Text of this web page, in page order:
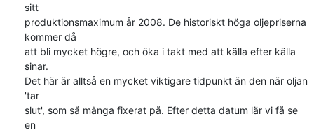
sitt
produktionsmaximum år 2008. De historiskt höga oljepriserna
kommer då
att bli mycket högre, och öka i takt med att källa efter källa
sinar.
Det här är alltså en mycket viktigare tidpunkt än den när oljan
'tar
slut', som så många fixerat på. Efter detta datum lär vi få se
en